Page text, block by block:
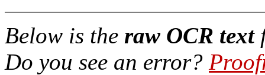
Below is the raw OCR text
Do you see an error?